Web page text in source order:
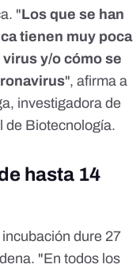
escala del 1 al 5,
peligrosidad.<br />
y ya van 50 mil
dice, y probablemete
los datos que
por 30 veces
de
de contagio.
poblaci&oacute;n
en el peor de los
. "Los que se han
tienen muy poca
y/o cómo se
", afirma a
, investigadora de
de Biotecnología.
hasta 14
dure 27
"En todos los